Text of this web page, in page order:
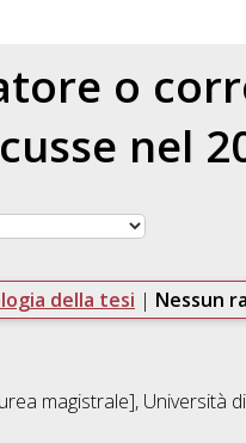
o
nel
della tesi | Nessun
magistrale], Università